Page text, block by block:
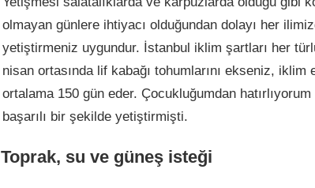
olmayan günlere ihtiyacı olduğundan dolayı her
yetiştirmeniz uygundur. İstanbul iklim şartları her
nisan ortasında lif kabağı tohumlarını ekseniz,
ortalama 150 gün eder. Çocukluğumdan
başarılı bir şekilde yetiştirmişti.
Toprak, su ve güneş isteği